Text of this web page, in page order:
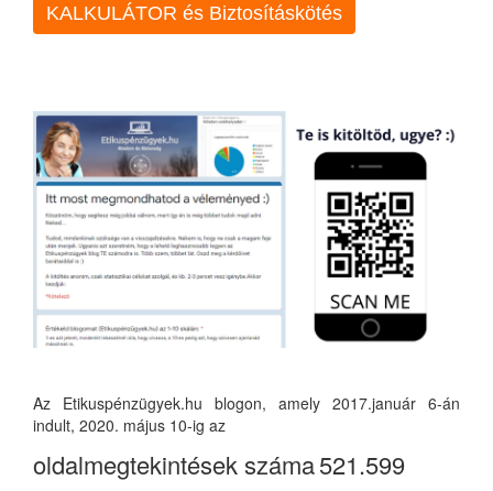
KALKULÁTOR és Biztosításkötés
Az Etikuspénzügyek.hu blogon, amely 2017.január 6-án
indult, 2020. május 10-ig az
oldalmegtekintések száma521.599